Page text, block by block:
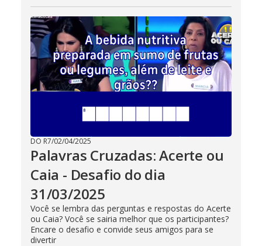
DO R7/02/04/2025
Palavras Cruzadas: Acerte ou
Caia - Desafio do dia
31/03/2025
Você se lembra das perguntas e respostas do Acerte
ou Caia? Você se sairia melhor que os participantes?
Encare o desafio e convide seus amigos para se
divertir